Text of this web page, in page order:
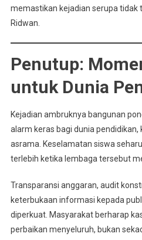
memastikan kejadian serupa tidak
Ridwan.
Penutup:
untuk Dunia
Kejadian ambruknya bangunan
alarm keras bagi dunia pendidikan,
asrama. Keselamatan siswa
terlebih ketika lembaga tersebut
Transparansi anggaran, audit
keterbukaan informasi kepada
diperkuat. Masyarakat berharap
perbaikan menyeluruh, bukan